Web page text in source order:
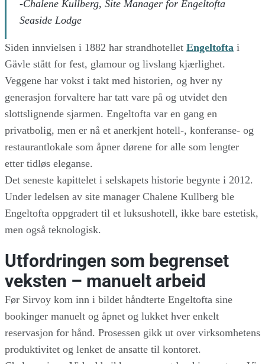
-Chalene Kullberg, Site Manager for Engeltofta
Seaside Lodge
Siden innvielsen i 1882 har strandhotellet Engeltofta i
Gävle stått for fest, glamour og livslang kjærlighet.
Veggene har vokst i takt med historien, og hver ny
generasjon forvaltere har tatt vare på og utvidet den
slottslignende sjarmen. Engeltofta var en gang en
privatbolig, men er nå et anerkjent hotell-, konferanse- og
restaurantlokale som åpner dørene for alle som lengter
etter tidløs eleganse.
Det seneste kapittelet i selskapets historie begynte i 2012.
Under ledelsen av site manager Chalene Kullberg ble
Engeltofta oppgradert til et luksushotell, ikke bare estetisk,
men også teknologisk.
Utfordringen som begrenset
veksten – manuelt arbeid
Før Sirvoy kom inn i bildet håndterte Engeltofta sine
bookinger manuelt og åpnet og lukket hver enkelt
reservasjon for hånd. Prosessen gikk ut over virksomhetens
produktivitet og lenket de ansatte til kontoret.